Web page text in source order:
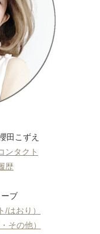
田こずえ
ンタクト
歴
ブ
はおり）
その他）